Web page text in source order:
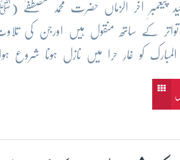
پیغمبرِ آخر الزماں حضرت محمد
کو غارِ حرا میں نازل ہونا شروع ہوا اور کم و بیش